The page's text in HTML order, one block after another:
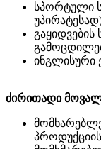
სპორტული
გაყიდვების
ინგლისური
ძირითადი
პროდუქციის